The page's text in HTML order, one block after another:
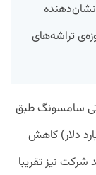
است و نشان‌دهنده‌
تراشه‌های
سامسونگ طبق
۴.۶ تریلیون وون (حدود ۳.۳ میلیارد دلار) کاهش
شرکت نیز تقریبا